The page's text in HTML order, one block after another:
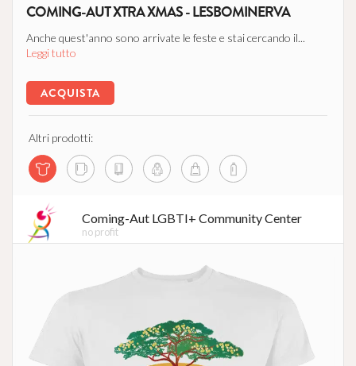
COMING-AUT XTRA XMAS - LESBOMINERVA
Anche quest'anno sono arrivate le feste e stai cercando il...
Leggi tutto
ACQUISTA
Altri prodotti:
Coming-Aut LGBTI+ Community Center
no profit